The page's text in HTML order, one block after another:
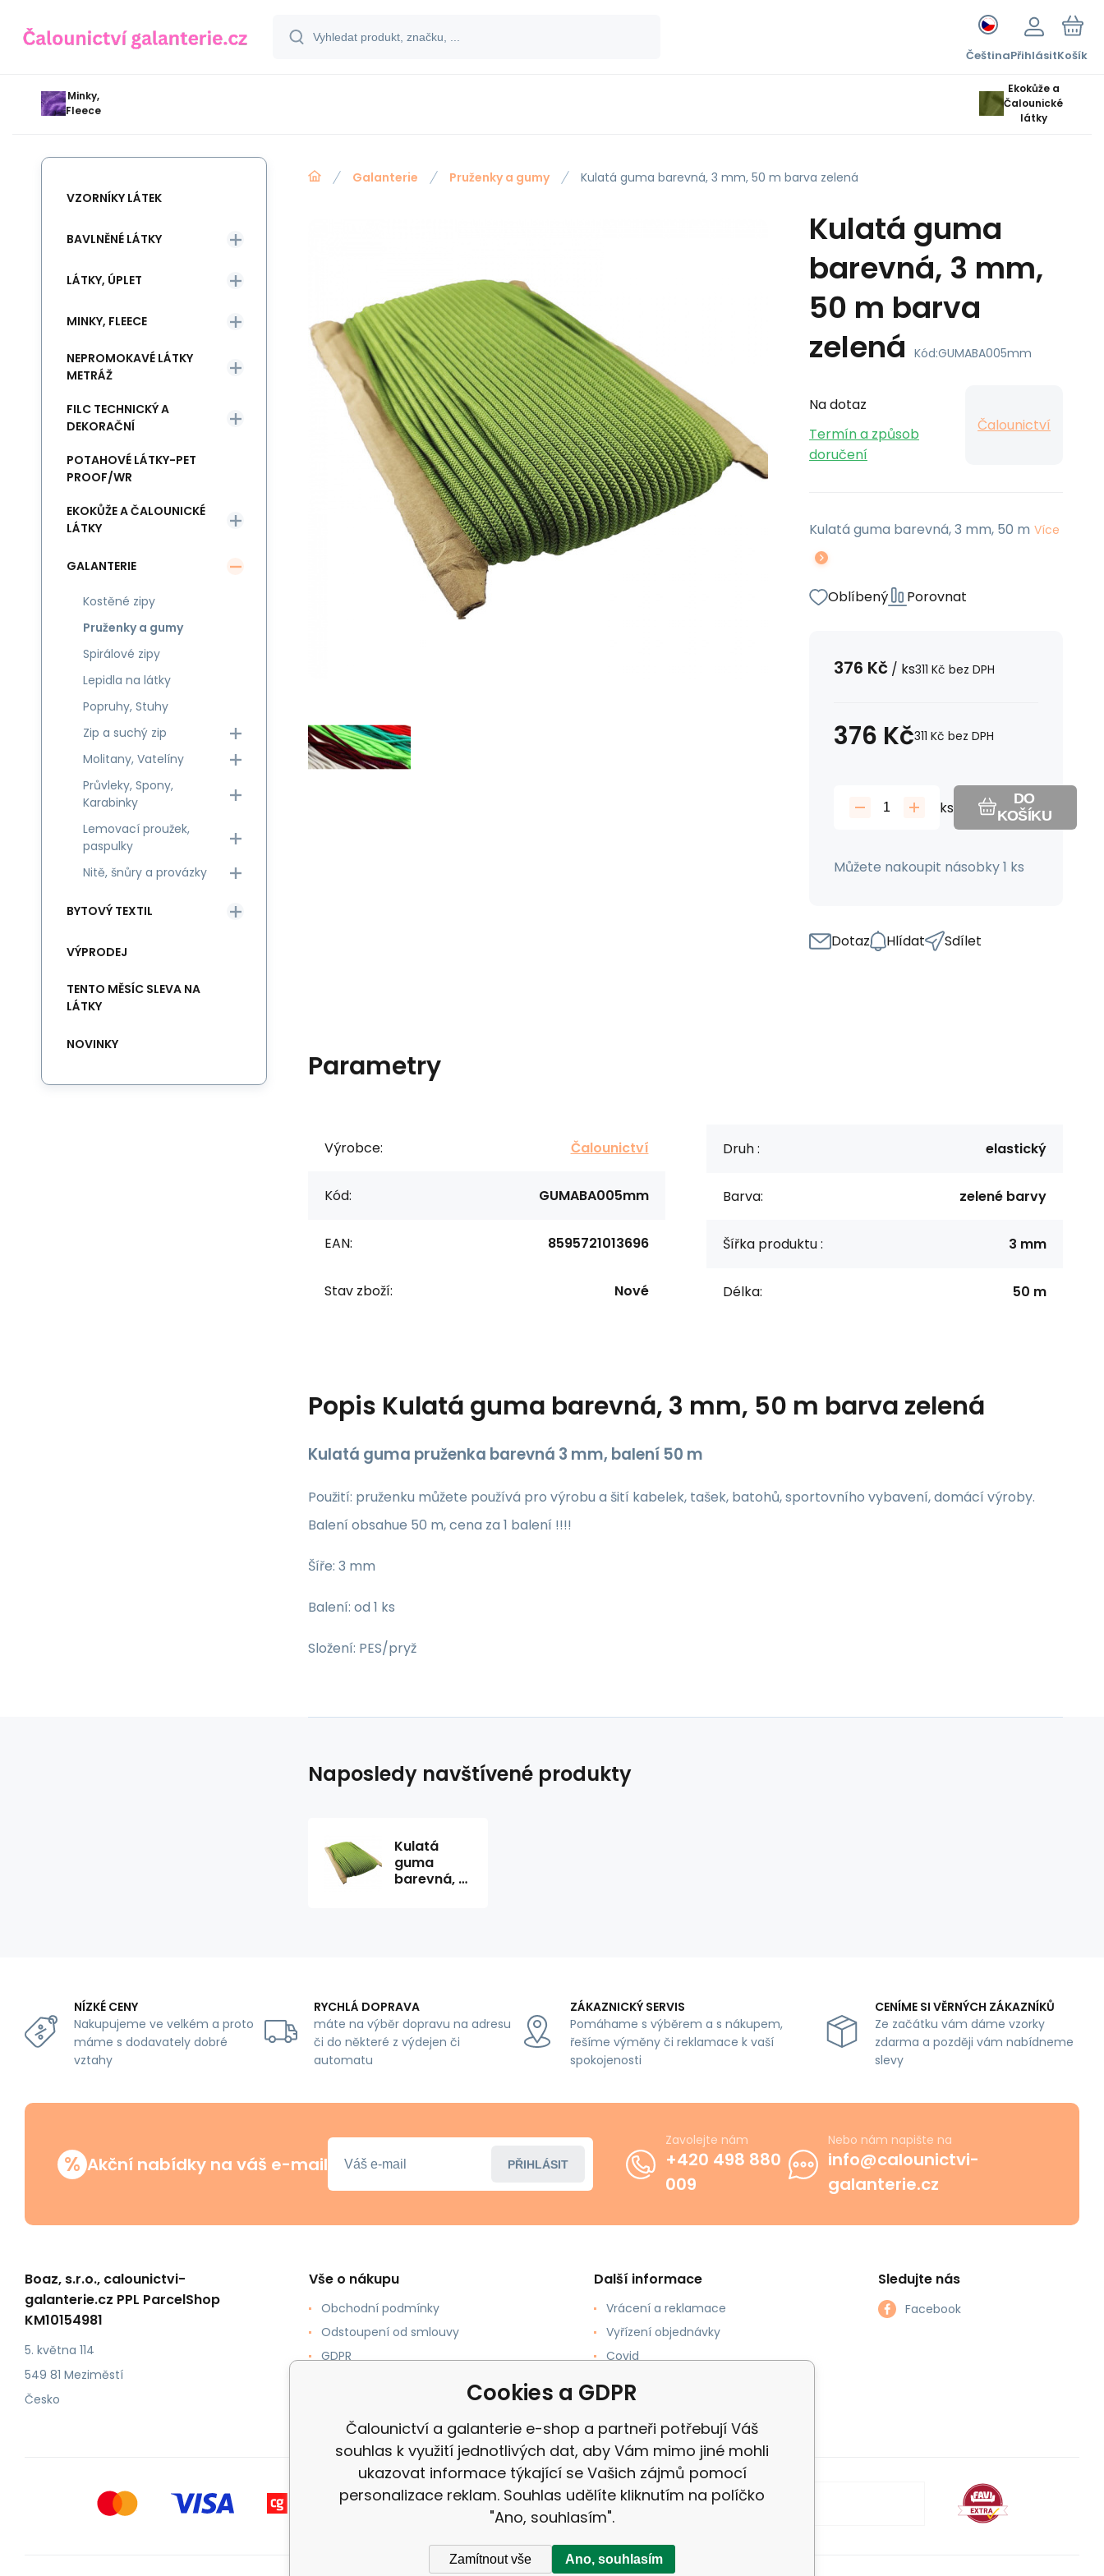
ČeštinaPřihlásitKošík
Minky,
Fleece
Ekokůže a
Čalounické
látky
Galanterie Pruženky a gumy Kulatá guma barevná, 3 mm, 50 m barva zelená
Kulatá guma
barevná, 3 mm,
50 m barva
zelená Kód:GUMABA005mm
Na dotaz
Termín a způsob
doručení
Čalounictví
Kulatá guma barevná, 3 mm, 50 m Více
Oblíbený Porovnat
376 Kč / ks311 Kč bez DPH
376 Kč311 Kč bez DPH
ks
DO
KOŠÍKU
Můžete nakoupit násobky 1 ks
Dotaz Hlídat Sdílet
Parametry
Výrobce: Čalounictví
Kód: GUMABA005mm
EAN: 8595721013696
Stav zboží: Nové
Druh : elastický
Barva: zelené barvy
Šířka produktu : 3 mm
Délka: 50 m
Popis Kulatá guma barevná, 3 mm, 50 m barva zelená
Kulatá guma pruženka barevná 3 mm, balení 50 m
Použití: pruženku můžete používá pro výrobu a šití kabelek, tašek, batohů, sportovního vybavení, domácí výroby.
Balení obsahue 50 m, cena za 1 balení !!!!
Šíře: 3 mm
Balení: od 1 ks
Složení: PES/pryž
VZORNÍKY LÁTEK
BAVLNĚNÉ LÁTKY
LÁTKY, ÚPLET
MINKY, FLEECE
NEPROMOKAVÉ LÁTKY
METRÁŽ
FILC TECHNICKÝ A
DEKORAČNÍ
POTAHOVÉ LÁTKY-PET
PROOF/WR
EKOKŮŽE A ČALOUNICKÉ
LÁTKY
GALANTERIE
Kostěné zipy
Pruženky a gumy
Spirálové zipy
Lepidla na látky
Popruhy, Stuhy
Zip a suchý zip
Molitany, Vatelíny
Průvleky, Spony,
Karabinky
Lemovací proužek,
paspulky
Nitě, šnůry a provázky
BYTOVÝ TEXTIL
VÝPRODEJ
TENTO MĚSÍC SLEVA NA
LÁTKY
NOVINKY
Naposledy navštívené produkty
Kulatá
guma
barevná, 3
NÍZKÉ CENY
Nakupujeme ve velkém a proto
máme s dodavately dobré
vztahy
RYCHLÁ DOPRAVA
máte na výběr dopravu na adresu
či do některé z výdejen či
automatu
ZÁKAZNICKÝ SERVIS
Pomáhame s výběrem a s nákupem,
řešíme výměny či reklamace k vaší
spokojenosti
CENÍME SI VĚRNÝCH ZÁKAZNÍKŮ
Ze začátku vám dáme vzorky
zdarma a později vám nabídneme
slevy
% Akční nabídky na váš e-mail PŘIHLÁSIT
Zavolejte nám
+420 498 880
009
Nebo nám napište na
info@calounictvi-
galanterie.cz
Boaz, s.r.o., calounictvi-
galanterie.cz PPL ParcelShop
KM10154981
5. května 114
549 81 Meziměstí
Česko
Vše o nákupu
Obchodní podmínky
Odstoupení od smlouvy
GDPR
Další informace
Vrácení a reklamace
Vyřízení objednávky
Covid
Sledujte nás
Facebook
Cookies a GDPR
Čalounictví a galanterie e-shop a partneři potřebují Váš
souhlas k využití jednotlivých dat, aby Vám mimo jiné mohli
ukazovat informace týkající se Vašich zájmů pomocí
personalizace reklam. Souhlas udělíte kliknutím na políčko
"Ano, souhlasím".
Zamítnout vše Ano, souhlasím